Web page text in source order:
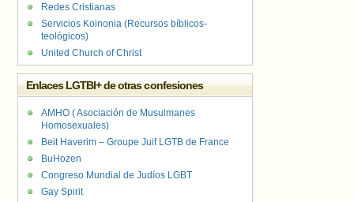
Redes Cristianas
Servicios Koinonia (Recursos bíblicos-
teológicos)
United Church of Christ
Enlaces LGTBI+ de otras confesiones
AMHO ( Asociación de Musulmanes
Homosexuales)
Beit Haverim – Groupe Juif LGTB de France
BuHozen
Congreso Mundial de Judíos LGBT
Gay Spirit